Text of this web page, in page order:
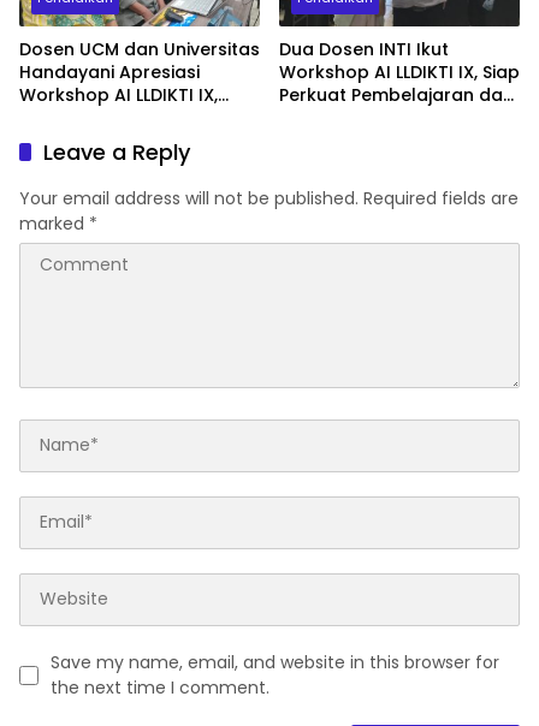
Dosen UCM dan Universitas
Handayani Apresiasi
Workshop AI LLDIKTI IX,
Dosen Hadapi
Transformasi Digital
Dua Dosen INTI Ikut
Workshop AI LLDIKTI IX, Siap
Perkuat Pembelajaran dan
Leave a Reply
Your email address will not be published. Required fields are
marked *
Save my name, email, and website in this browser for
the next time I comment.